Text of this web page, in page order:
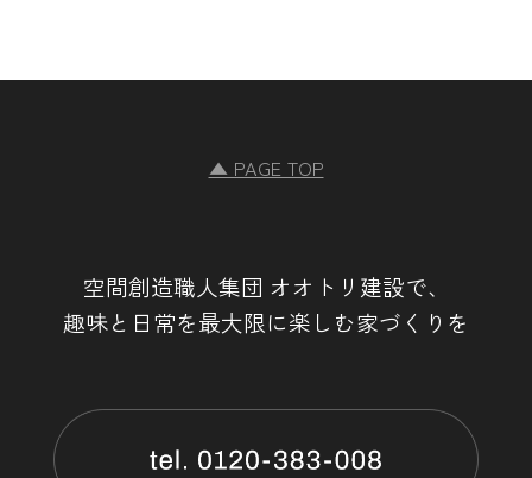
▲ PAGE TOP
空間創造職人集団 オオトリ建設で、
趣味と日常を最大限に楽しむ家づくりを